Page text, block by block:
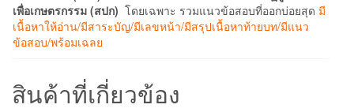
เพื่อเกษตรกรรม (สปก) โดยเฉพาะ รวมแนวข้อสอบที่ออกบ่อยสุด มี
เนื้อหาให้อ่าน/มีสาระบัญ/มีเลขหน้า/มีสรุปเนื้อหาท้ายบท/มีแนว
ข้อสอบ/พร้อมเฉลย
สินค้าที่เกี่ยวข้อง